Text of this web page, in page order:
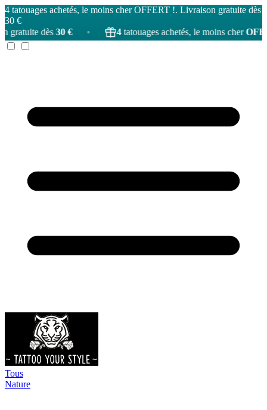
4 tatouages achetés, le moins cher OFFERT !. Livraison gratuite dès
30 €
€
• 4tatouages achetés, le moins cherOFFERT! •
Tous
Nature